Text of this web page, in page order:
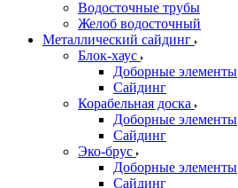
Водосточные трубы
Желоб водосточный
Металлический сайдинг
Блок-хаус
Доборные элементы
Сайдинг
Корабельная доска
Доборные элементы
Сайдинг
Эко-брус
Доборные элементы
Сайдинг